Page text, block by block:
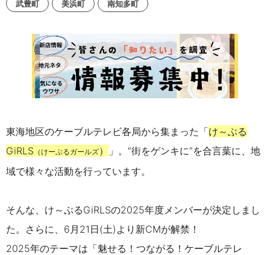
武豊町
美浜町 南知多町
東海地区のケーブルテレビ各局から集まった「け～ぶる
GiRLS （けーぶるガールズ）
」。“街をゲンキに”を合言葉に、地
域で様々な活動を行っています。
そんな、け～ぶるGiRLSの2025年度メンバーが決定しまし
た。さらに、6月21日(土)より新CMが解禁！
2025年のテーマは「魅せる！つながる！ケーブルテレ